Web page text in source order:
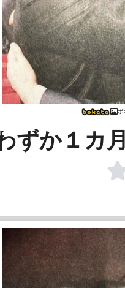
ずか１カ